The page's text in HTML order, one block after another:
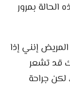
بمرور
إنني إذا
قد تشعر
لكن جراحة